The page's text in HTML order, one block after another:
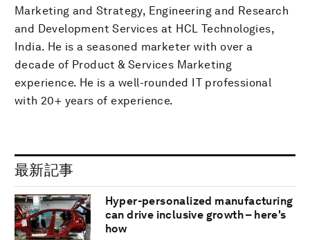
Marketing and Strategy, Engineering and Research
and Development Services at HCL Technologies,
India. He is a seasoned marketer with over a
decade of Product & Services Marketing
experience. He is a well-rounded IT professional
with 20+ years of experience.
最新記事
Hyper-personalized manufacturing
can drive inclusive growth – here's
how